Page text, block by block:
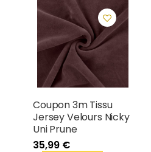
Coupon 3m Tissu
Jersey Velours Nicky
Uni Prune
35,99 €